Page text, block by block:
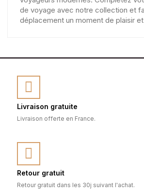
de voyage avec notre collection et
déplacement un moment de plaisir
Livraison gratuite
Livraison offerte en France.
Retour gratuit
Retour gratuit dans les 30j suivant l'achat.